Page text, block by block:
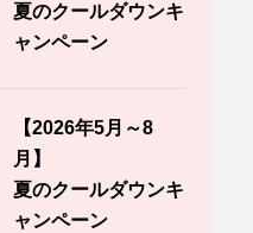
夏のクールダウンキ
ャンペーン
【2026年5月～8
月】
夏のクールダウンキ
ャンペーン